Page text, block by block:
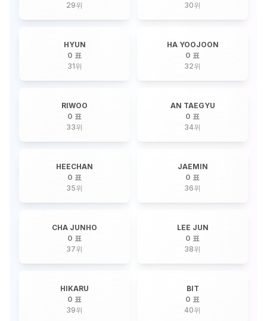
29위
30위
HYUN
0 표
31위
HA YOOJOON
0 표
32위
RIWOO
0 표
33위
AN TAEGYU
0 표
34위
HEECHAN
0 표
35위
JAEMIN
0 표
36위
CHA JUNHO
0 표
37위
LEE JUN
0 표
38위
HIKARU
0 표
39위
BIT
0 표
40위